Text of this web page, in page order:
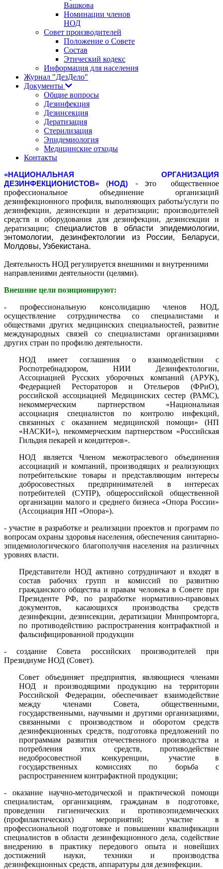
Вашкова
Номинации членов
НОД
Совет производителей
Положение о Совете
Состав
Этический кодекс
Информация для населения
Журнал "ДезДело"
Документы
Общие вопросы
Дезинфекция
Дезинсекция
Дератизация
Стерилизация
Эпидемиология
Медицинские отходы
Контакты
«НАЦИОНАЛЬНАЯ ОРГАНИЗАЦИЯ
ДЕЗИНФЕКЦИОНИСТОВ» (НОД) - это общественное
профессиональное объединение организаций
дезинфекционного профиля, выполняющих работы/услуги по
дезинфекции, дезинсекции и дератизации; производителей
средств и оборудования для дезинфекции, дезинсекции и
дератизации; специалистов в области эпидемиологии,
энтомологии, дезинфектологии из России, Беларуси,
Молдовы, Узбекистана.
Деятельность НОД регулируется внешними и внутренними
направлениями деятельности (целями).
Внешние цели позиционируют:
- профессиональную консолидацию членов НОД,
осуществление сотрудничества со специалистами и
обществами других медицинских специальностей, развитие
международных связей со специалистами организациями
других стран по профилю деятельности.
НОД имеет соглашения о взаимодействии с
Роспотребнадзором, НИИ Дезинфектологии,
Ассоциацией Русских уборочных компаний (АРУК),
Федерацией Рестораторов и Отельеров (ФРиО),
российской ассоциацией Медицинских сестер (РАМС),
некоммерческим партнерством «Национальная
ассоциация специалистов по контролю инфекций,
связанных с оказанием медицинской помощи» (НП
«НАСКИ»), некоммерческим партнерством «Российская
Гильдия пекарей и кондитеров».
НОД является Членом межотраслевого объединения
ассоциаций и компаний, производящих и реализующих
потребительские товары и представляющим интересы
добросовестных предпринимателей в интересах
потребителей (СУПР), общероссийской общественной
организации малого и среднего бизнеса «Опора России»
(Ассоциация НП «Опора»).
- участие в разработке и реализации проектов и программ по
вопросам охраны здоровья населения, обеспечения санитарно-
эпидемиологического благополучия населения на различных
уровнях власти.
Представители НОД активно сотрудничают и входят в
состав рабочих групп и комиссий по развитию
гражданского общества и правам человека в Совете при
Президенте РФ, по разработке нормативно-правовых
документов, касающихся производства средств
дезинфекции, дезинсекции, дератизации Минпромторга,
по противодействию распространения контрафактной и
фальсифицированной продукции
- создание Совета российских производителей при
Президиуме НОД (Совет).
Совет объединяет предприятия, являющиеся членами
НОД и производящими продукцию на территории
Российской Федерации, обеспечивает взаимодействие
между членами Совета, общественными,
государственными, научными и другими организациями,
связанными с производством и оборотом средств
дезинфекционных средств, подготовка предложений по
программам развития отечественного производства и
потребления этих средств, противодействие
недобросовестной конкуренции, участие в
государственных комиссиях по борьба с
распространением контрафактной продукции;
- оказание научно-методической и практической помощи
специалистам, организациям, гражданам в подготовке,
проведении гигиенических и противоэпидемических
(профилактических) мероприятий; участие в
профессиональной подготовке и повышении квалификации
специалистов в области дезинфекционного дела, содействие
внедрению в практику передового опыта и новейших
достижений науки, техники и производства
дезинфекционных средств, аппаратуры для дезинфекции.